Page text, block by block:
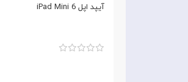
آیپد اپل iPad Mini 6